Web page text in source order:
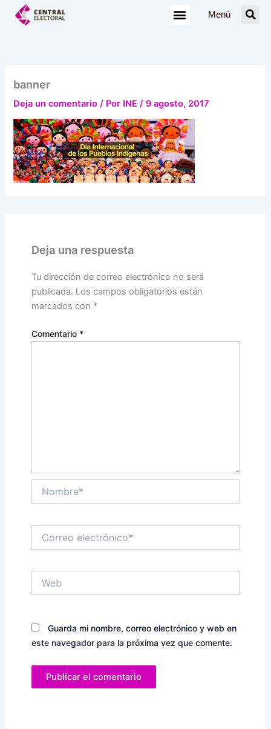
Menú
banner
Deja un comentario / Por INE/9 agosto, 2017
Deja una respuesta
Tu dirección de correo electrónico no será
publicada. Los campos obligatorios están
marcados con *
Comentario *
electrónico*
Guarda mi nombre, correo electrónico y web en
este navegador para la próxima vez que comente.